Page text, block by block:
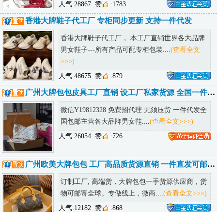
人气:28867 赞 :1783
香港大牌鞋子代工厂 专柜同步更新 支持一件代发
香港大牌鞋子代工厂， 本工厂直销世界各大品牌
男女鞋子---所有产品可配专柜包装.... (查看全文
>>>)
人气:48675 赞 :879
广州大牌包包皮具工厂直销 设工厂私家货源 全国一件代发诚招代理
微信Y19812328 免费招代理 无须压货 一件代发全
国包邮主营各大品牌男女鞋.... (查看全文>>>)
人气:26054 赞 :726
广州欧美大牌包包 工厂高品质货源直销 一件直发可邮全球
订制工厂, 高端货，大牌包包一手货源供应商，货
物可邮寄全球。专做线上，微商.... (查看全文>>>)
人气:12182 赞 :868